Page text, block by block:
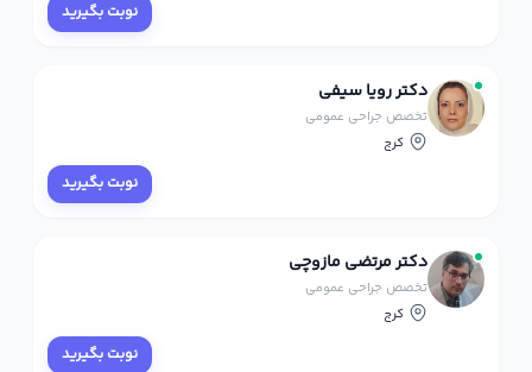
نوبت بگیرید
دکتر رویا سیفی
تخصص جراحی عمومی
کرج
نوبت بگیرید
دکتر مرتضی مازوچی
تخصص جراحی عمومی
کرج
نوبت بگیرید